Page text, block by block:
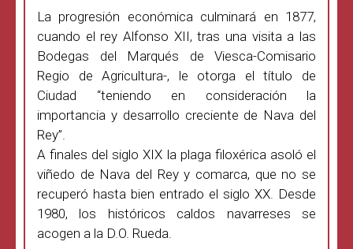
La progresión económica culminará en 1877,
cuando el rey Alfonso XII, tras una visita a las
Bodegas del Marqués de Viesca-Comisario
Regio de Agricultura-, le otorga el título de
Ciudad “teniendo en consideración la
importancia y desarrollo creciente de Nava del
Rey”.
A finales del siglo XIX la plaga filoxérica asoló el
viñedo de Nava del Rey y comarca, que no se
recuperó hasta bien entrado el siglo XX. Desde
1980, los históricos caldos navarreses se
acogen a la D.O. Rueda.